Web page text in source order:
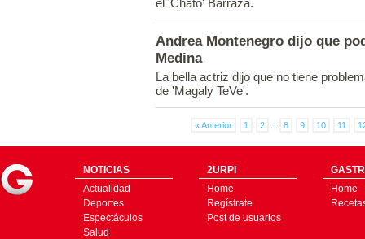
el 'Chato' Barraza.
Andrea Montenegro dijo que
Medina
La bella actriz dijo que no tiene
de 'Magaly TeVe'.
« Anterior 1 2 8 9 10 11
NOTICIAS
Actualidad
Deportes
Espectáculos
Salud
2URPI
Home
Regístrate
Post de usuarios
Home